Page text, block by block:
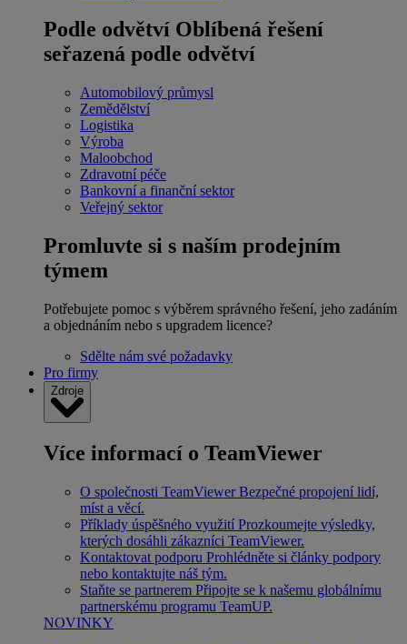
Podle odvětví Oblíbená řešení
seřazená podle odvětví
Automobilový průmysl
Zemědělství
Logistika
Výroba
Maloobchod
Zdravotní péče
Bankovní a finanční sektor
Veřejný sektor
Promluvte si s naším prodejním
týmem
Potřebujete pomoc s výběrem správného řešení, jeho zadáním
a objednáním nebo s upgradem licence?
Sdělte nám své požadavky
Pro firmy
Zdroje
Více informací o TeamViewer
O společnosti TeamViewer Bezpečné propojení lidí,
míst a věcí.
Příklady úspěšného využití Prozkoumejte výsledky,
kterých dosáhli zákazníci TeamViewer.
Kontaktovat podporu Prohlédněte si články podpory
nebo kontaktujte náš tým.
Staňte se partnerem Připojte se k našemu globálnímu
partnerskému programu TeamUP.
NOVINKY